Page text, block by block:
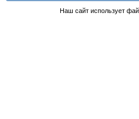
Наш сайт использует